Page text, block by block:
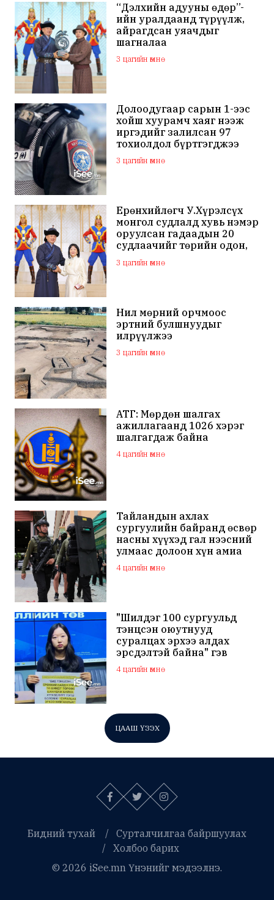
“Дэлхийн адууны өдөр”-
ийн уралдаанд түрүүлж,
айрагдсан уяачдыг
шагналаа
3 цагийн өмнө
Долоодугаар сарын 1-ээс
хойш хуурамч хаяг нээж
иргэдийг залилсан 97
тохиолдол бүртгэгджээ
3 цагийн өмнө
Ерөнхийлөгч У.Хүрэлсүх
монгол судлалд хувь нэмэр
оруулсан гадаадын 20
судлаачийг төрийн одон,
медалиар шагналаа
3 цагийн өмнө
Нил мөрний орчмоос
эртний булшнуудыг
илрүүлжээ
3 цагийн өмнө
АТГ: Мөрдөн шалгах
ажиллагаанд 1026 хэрэг
шалгагдаж байна
4 цагийн өмнө
Тайландын ахлах
сургуулийн байранд өсвөр
насны хүүхэд гал нээсний
улмаас долоон хүн амиа
алдаж, 30 гаруй хүн
шархаджээ
4 цагийн өмнө
"Шилдэг 100 сургуульд
тэнцсэн оюутнууд
суралцах эрхээ алдах
эрсдэлтэй байна" гэв
4 цагийн өмнө
ЦААШ ҮЗЭХ
Бидний тухай
Сурталчилгаа байршуулах
Холбоо барих
© 2026 iSee.mn Үнэнийг мэдээлнэ.